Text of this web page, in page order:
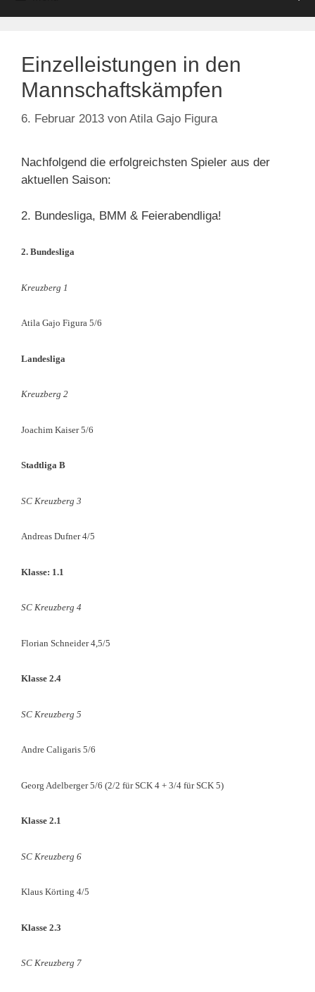
Einzelleistungen in den
Mannschaftskämpfen
6. Februar 2013 von Atila Gajo Figura
Nachfolgend die erfolgreichsten Spieler aus der
aktuellen Saison:
2. Bundesliga, BMM & Feierabendliga!
2. Bundesliga
Kreuzberg 1
Atila Gajo Figura 5/6
Landesliga
Kreuzberg 2
Joachim Kaiser 5/6
Stadtliga B
SC Kreuzberg 3
Andreas Dufner 4/5
Klasse: 1.1
SC Kreuzberg 4
Florian Schneider 4,5/5
Klasse 2.4
SC Kreuzberg 5
Andre Caligaris 5/6
Georg Adelberger 5/6 (2/2 für SCK 4 + 3/4 für SCK 5)
Klasse 2.1
SC Kreuzberg 6
Klaus Körting 4/5
Klasse 2.3
SC Kreuzberg 7